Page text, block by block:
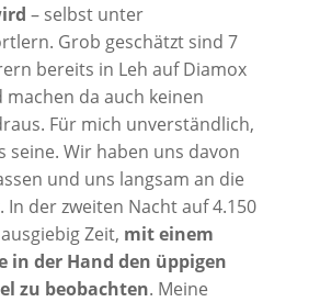
– selbst unter
Grob geschätzt sind 7
bereits in Leh auf Diamox
da auch keinen
Für mich unverständlich,
seine. Wir haben uns davon
und uns langsam an die
In der zweiten Nacht auf 4.150
Zeit, mit einem
in der Hand den üppigen
zu beobachten. Meine